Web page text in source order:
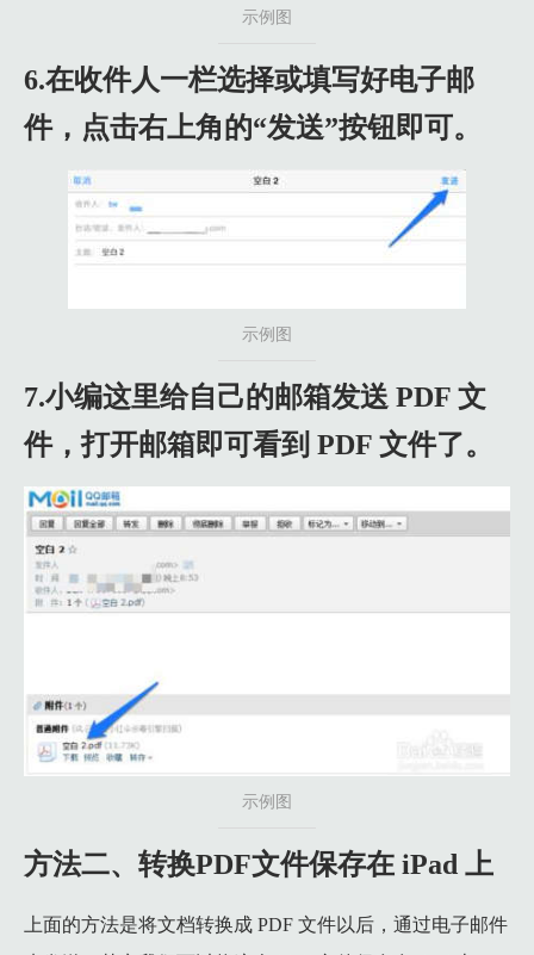
示例图
6.在收件人一栏选择或填写好电子邮
件，点击右上角的“发送”按钮即可。
示例图
7.小编这里给自己的邮箱发送 PDF 文
件，打开邮箱即可看到 PDF 文件了。
示例图
方法二、转换PDF文件保存在 iPad 上
上面的方法是将文档转换成 PDF 文件以后，通过电子邮件